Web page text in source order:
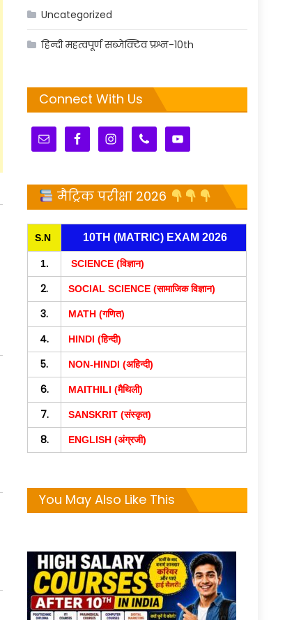
Uncategorized
हिन्दी महत्वपूर्ण सब्जेक्टिव प्रश्न-10th
Connect With Us
मैट्रिक परीक्षा 2026
S.N 10TH (MATRIC) EXAM 2026
1. SCIENCE (विज्ञान)
2. SOCIAL SCIENCE (सामाजिक विज्ञान)
3. MATH (गणित)
4. HINDI (हिन्दी)
5. NON-HINDI (अहिन्दी)
6. MAITHILI (मैथिली)
7. SANSKRIT (संस्कृत)
8. ENGLISH (अंग्रजी)
You May Also Like This